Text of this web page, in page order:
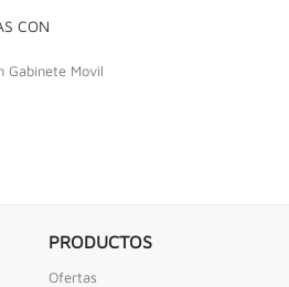
CON
Gabinete Movil
PRODUCTOS
Ofertas